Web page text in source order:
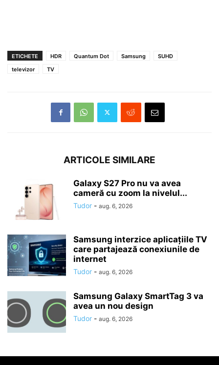
ETICHETE HDR Quantum Dot Samsung
SUHD
televizor
TV
ARTICOLE SIMILARE
Galaxy S27 Pro nu va avea
cameră cu zoom la nivelul...
Tudor - aug. 6, 2026
Samsung interzice aplicațiile TV
care partajează conexiunile de
internet
Tudor - aug. 6, 2026
Samsung Galaxy SmartTag 3 va
avea un nou design
Tudor - aug. 6, 2026